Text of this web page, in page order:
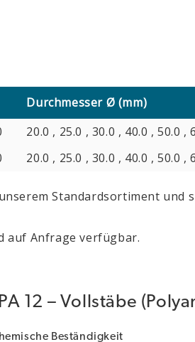
Durchmesser Ø (mm)
20.0 , 25.0 , 30.0 , 40.0 , 50.0 ,
20.0 , 25.0 , 30.0 , 40.0 , 50.0 ,
Standardsortiment und
auf Anfrage verfügbar.
12 – Vollstäbe
Beständigkeit